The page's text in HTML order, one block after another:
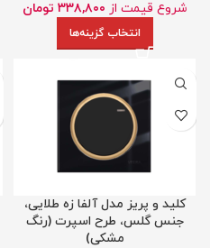
شروع قیمت از ۳۳۸,۸۰۰ تومان
انتخاب گزینه‌ها
کلید و پریز مدل آلفا زه طلایی،
جنس گلس، طرح اسپرت (رنگ
مشکی)